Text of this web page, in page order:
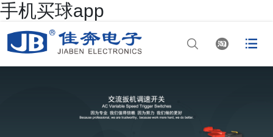
手机买球app
  
网站首页
手机买球app